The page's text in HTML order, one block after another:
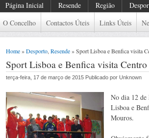
Página Inicial Resende Região
O Concelho
Contactos Úteis Links Úteis
Home»Desporto Resende» Sport Lisboa e Benfica visita
Sport Lisboa e Benfica visita
terça-feira, 17 de março de 2015 Publicado por Unknown
No dia 12 de
Lisboa e
Mouros.